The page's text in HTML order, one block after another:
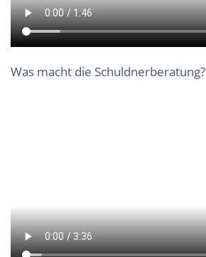
Was macht die Schuldnerberatung?